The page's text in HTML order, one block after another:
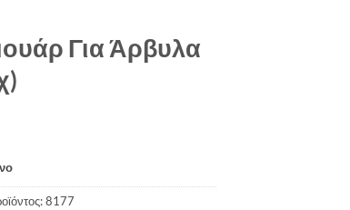
Για Άρβυλα
8177